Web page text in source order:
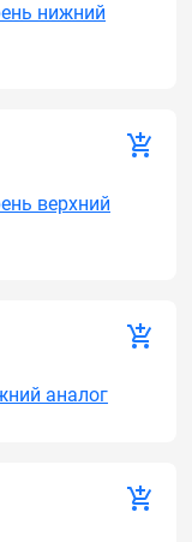
нижний
верхний
аналог